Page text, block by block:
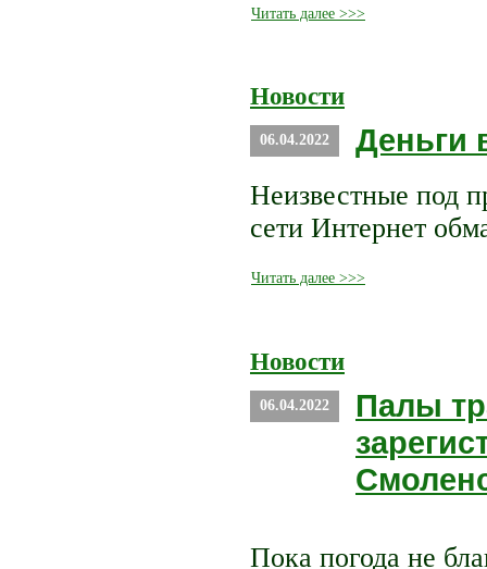
Читать далее >>>
Новости
06.04.2022 Деньги
Неизвестные под
сети Интернет
Читать далее >>>
Новости
06.04.2022
Палы
Пока погода не